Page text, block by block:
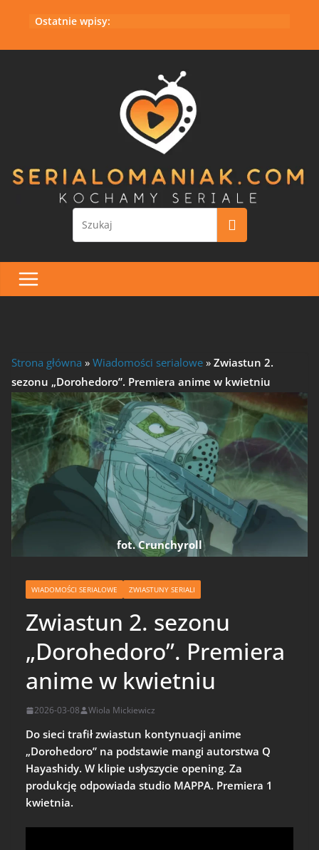
Ostatnie wpisy:
Strona główna » Wiadomości serialowe » Zwiastun 2.
sezonu „Dorohedoro”. Premiera anime w kwietniu
fot. Crunchyroll
WIADOMOŚCI SERIALOWE ZWIASTUNY SERIALI
Zwiastun 2. sezonu
„Dorohedoro”. Premiera
anime w kwietniu
2026-03-08 Wiola Mickiewicz
Do sieci trafił zwiastun kontynuacji anime
„Dorohedoro” na podstawie mangi autorstwa Q
Hayashidy. W klipie usłyszycie opening. Za
produkcję odpowiada studio MAPPA. Premiera 1
kwietnia.